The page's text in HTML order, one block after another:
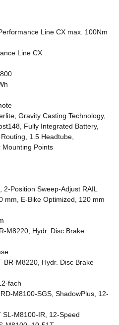
Line CX max. 100Nm
Line CX
Gravity Casting Technology,
Fully Integrated Battery,
1.5 Headtube,
Mounting Points
Position Sweep-Adjust RAIL
mm, E-Bike Optimized, 120 mm
M8220, Hydr. Disc Brake
BR-M8220, Hydr. Disc Brake
fach
M8100-SGS, ShadowPlus, 12-
SL-M8100-IR, 12-Speed